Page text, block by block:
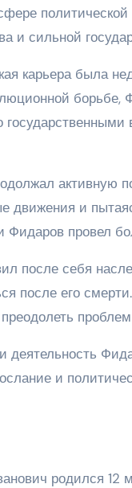
и сильной
карьера была
активную
движения и
провел
после себя
после его
деятельность
и
родился 12